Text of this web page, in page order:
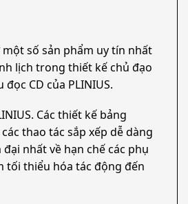
số sản phẩm uy tín nhất
lịch trong thiết kế chủ đạo
CD của PLINIUS.
Các thiết kế bảng
thao tác sắp xếp dễ dàng
nhất về hạn chế các phụ
tối thiểu hóa tác động đến